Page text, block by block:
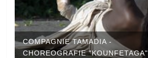
COMPAGNIE TAMADIA -
CHOREOGRAFIE "KOUNFETAGA"